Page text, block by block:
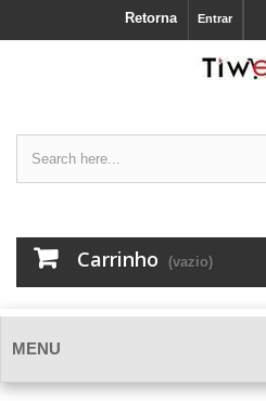
Entrar
Retorna
Carrinho (vazio)
MENU